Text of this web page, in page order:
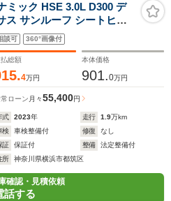
ック HSE 3.0L D300 デ
サンルーフ シートヒー
アリングヒーター コール
ドステップ OP22AW ビ
後席エアコン サラウンド
談可 360°画像付
総額
4万円
本体価格
901.0万円
ローン 月々55,400円
式 2023年 走行 1.9万km
検
車検整備付 修復
なし
証
保証付 整備
法定整備付
所
神奈川県横浜市都筑区
確認・見積依頼
話する